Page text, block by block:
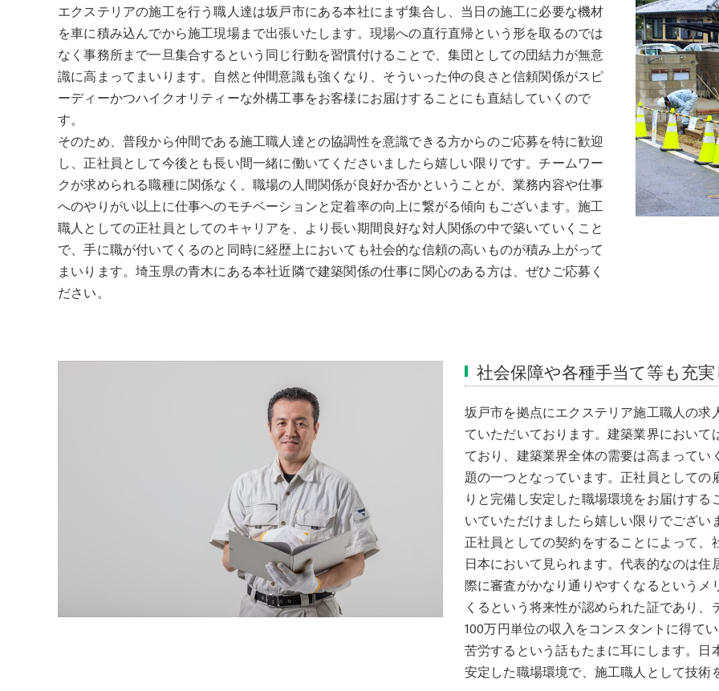
エクステリアの施工を行う職人達は坂戸市にある本社にまず集合し、当日の施工に必要な機材
を車に積み込んでから施工現場まで出張いたします。現場への直行直帰という形を取るのでは
なく事務所まで一旦集合するという同じ行動を習慣付けることで、集団としての団結力が無意
識に高まってまいります。自然と仲間意識も強くなり、そういった仲の良さと信頼関係がスピ
ーディーかつハイクオリティーな外構工事をお客様にお届けすることにも直結していくので
す。
そのため、普段から仲間である施工職人達との協調性を意識できる方からのご応募を特に歓迎
し、正社員として今後とも長い間一緒に働いてくださいましたら嬉しい限りです。チームワー
クが求められる職種に関係なく、職場の人間関係が良好か否かということが、業務内容や仕事
へのやりがい以上に仕事へのモチベーションと定着率の向上に繋がる傾向もございます。施工
職人としての正社員としてのキャリアを、より長い期間良好な対人関係の中で築いていくこと
で、手に職が付いてくるのと同時に経歴上においても社会的な信頼の高いものが積み上がって
まいります。埼玉県の青木にある本社近隣で建築関係の仕事に関心のある方は、ぜひご応募く
ださい。
社会保障や各種手当て等も充
坂戸市を拠点にエクステリア施工職人の
ていただいております。建築業界におい
ており、建築業界全体の需要は高まって
題の一つとなっています。正社員として
りと完備し安定した職場環境をお届けす
いていただけましたら嬉しい限りでござい
正社員としての契約をすることによって
日本において見られます。代表的なのは
際に審査がかなり通りやすくなるという
くるという将来性が認められた証であり
100万円単位の収入をコンスタントに得て
苦労するという話もたまに耳にします。
安定した職場環境で、施工職人として技